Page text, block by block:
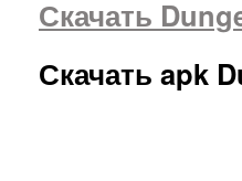
Скачать
Скачать apk